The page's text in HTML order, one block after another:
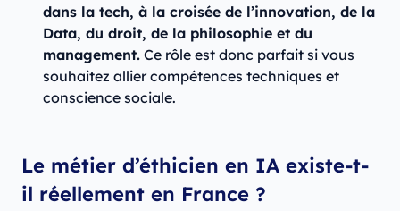
dans la tech, à la croisée de l’innovation, de la
Data, du droit, de la philosophie et du
management. Ce rôle est donc parfait si vous
souhaitez allier compétences techniques et
conscience sociale.
Le métier d’éthicien en IA existe-t-
il réellement en France ?